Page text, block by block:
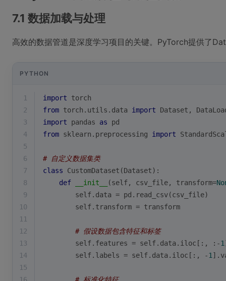
7.1 数据加载与处理
高效的数据管道是深度学习项目的关键。PyTorch提供了
PYTHON
1 import torch
2
from torch.utils.data import Dataset,
3
import pandas as pd
4
from sklearn.preprocessing import
5
6
# 自定义数据集类
7
class CustomDataset (Dataset):
8
def __init__ (self, csv_file, transform=
9
        self.data = pd.read_csv(csv_file)
10
        self.transform = transform
11
12
# 假设数据包含特征和标签
13
        self.features = self.data.iloc[:, :-
1
14
        self.labels = self.data.iloc[:, -
1
15